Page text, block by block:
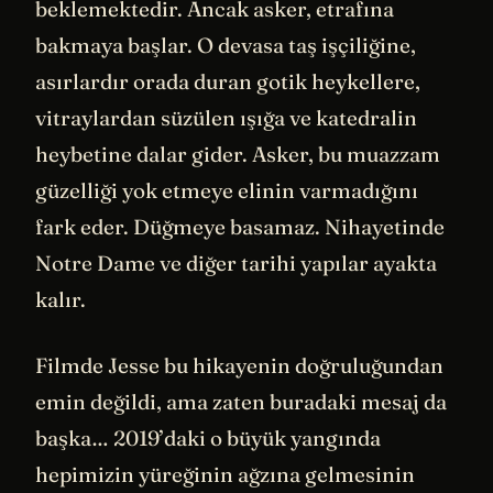
beklemektedir. Ancak asker, etrafına
bakmaya başlar. O devasa taş işçiliğine,
asırlardır orada duran gotik heykellere,
vitraylardan süzülen ışığa ve katedralin
heybetine dalar gider. Asker, bu muazzam
güzelliği yok etmeye elinin varmadığını
fark eder. Düğmeye basamaz. Nihayetinde
Notre Dame ve diğer tarihi yapılar ayakta
kalır.
Filmde Jesse bu hikayenin doğruluğundan
emin değildi, ama zaten buradaki mesaj da
başka… 2019’daki o büyük yangında
hepimizin yüreğinin ağzına gelmesinin